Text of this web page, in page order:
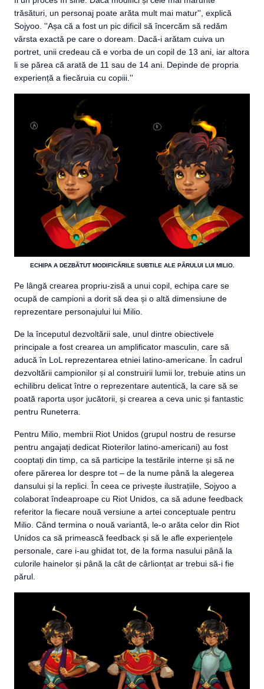
trăsături, un personaj poate arăta mult mai matur'', explică
Sojyoo. ''Așa că a fost un pic dificil să încercăm să redăm
vârsta exactă pe care o doream. Dacă-i arătam cuiva un
portret, unii credeau că e vorba de un copil de 13 ani, iar altora
li se părea că arată de 11 sau de 14 ani. Depinde de propria
experiență a fiecăruia cu copiii.''
ECHIPA A DEZBĂTUT MODIFICĂRILE SUBTILE ALE PĂRULUI LUI MILIO.
Pe lângă crearea propriu-zisă a unui copil, echipa care se
ocupă de campioni a dorit să dea și o altă dimensiune de
reprezentare personajului lui Milio.
De la începutul dezvoltării sale, unul dintre obiectivele
principale a fost crearea un amplificator masculin, care să
aducă în LoL reprezentarea etniei latino-americane. În cadrul
dezvoltării campionilor și al construirii lumii lor, trebuie atins un
echilibru delicat între o reprezentare autentică, la care să se
poată raporta ușor jucătorii, și crearea a ceva unic și fantastic
pentru Runeterra.
Pentru Milio, membrii Riot Unidos (grupul nostru de resurse
pentru angajați dedicat Rioterilor latino-americani) au fost
cooptați din timp, ca să participe la testările interne și să ne
ofere părerea lor despre tot – de la nume până la alegerea
dansului și la replici. În ceea ce privește ilustrațiile, Sojyoo a
colaborat îndeaproape cu Riot Unidos, ca să adune feedback
referitor la fiecare nouă versiune a artei conceptuale pentru
Milio. Când termina o nouă variantă, le-o arăta celor din Riot
Unidos ca să primească feedback și să le afle experiențele
personale, care i-au ghidat tot, de la forma nasului până la
culorile hainelor și până la cât de cârlionțat ar trebui să-i fie
părul.